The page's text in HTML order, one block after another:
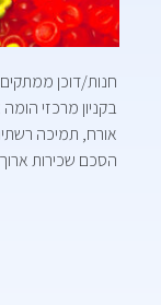
חנות/דוכן ממתקים
בקניון מרכזי
אורח, תמיכה
הסכם שכירות